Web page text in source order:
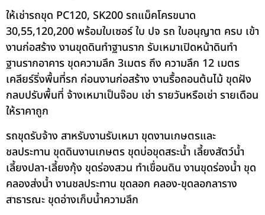
ให้เช่ารถขุด PC120, SK200 รถแม็คโครขนาด
30,55,120,200 พร้อมใบเซอร์ ใบ ปจ รถ ใบอนุญาต ครบ เข้า
งานก่อสร้าง งานขุดดินทำฐานราก รับเหมาเปิดหน้าดินทำ
ฐานรากอาคาร ขุดความลึก 3เมตร ถึง ความลึก 12 เมตร
เคลียร์ริ่งพื้นที่รก ก่อนงานก่อสร้าง งานรื้อถอนต้นไม้ ขุดฝัง
กลบปรับพื้นที่ จ้างเหมาเป็นจ๊อบ เช่า รายวันหรือเช่า รายเดือน
ให้ราคาถูก
รถขุดรับจ้าง สาหรับงานรับเหมา ขุดงานเกษตรและ
ชลประทาน ขุดดินงานเกษตร ขุดบ่อขุดสระน้ำ เลี้ยงสัตว์น้ำ
เลี้ยงปลา-เลี้ยงกุ้ง ขุดร่องสวน ทำเขื่อนดิน งานขุดร่องน้ำ ขุด
คลองส่งน้ำ งานชลประทาน ขุดลอก คลอง-ขุดลอกลาราง
สาธารณะ ขุดอ่างเก็บน้ำความลึก